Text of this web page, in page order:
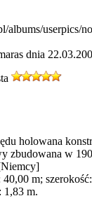
dnia
holowana
zbudowana w
40,00 m;
1,83 m.